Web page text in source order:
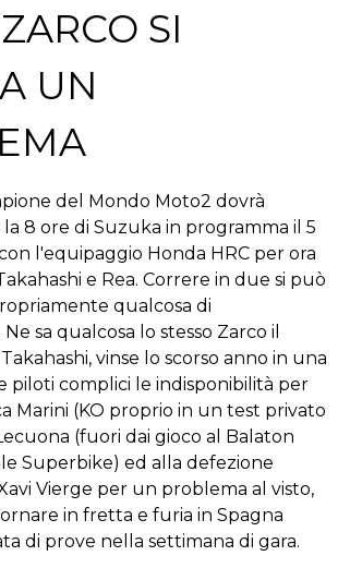
SI
UN
del Mondo Moto2 dovrà
8 ore di Suzuka in programma il 5
l'equipaggio Honda HRC per ora
e Rea. Correre in due si può
qualcosa di
sa qualcosa lo stesso Zarco il
vinse lo scorso anno in una
piloti complici le indisponibilità per
Marini (KO proprio in un test privato
(fuori dai gioco al Balaton
Superbike) ed alla defezione
Vierge per un problema al visto,
in fretta e furia in Spagna
di prove nella settimana di gara.